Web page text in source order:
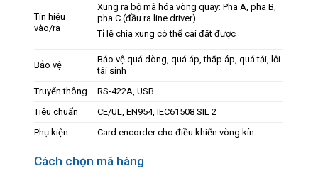
Tín hiệu
vào/ra
Xung ra bộ mã hóa vòng quay: Pha A, pha B,
pha C (đầu ra line driver)
Tỉ lệ chia xung có thể cài đặt được
Bảo vệ
Bảo vệ quá dòng, quá áp, thấp áp, quá tải, lỗi
tái sinh
Truyển thông
RS-422A, USB
Tiêu chuẩn
​CE/UL, EN954, IEC61508 SIL 2
Phụ kiện
Card encorder cho điều khiển vòng kín
Cách chọn mã hàng